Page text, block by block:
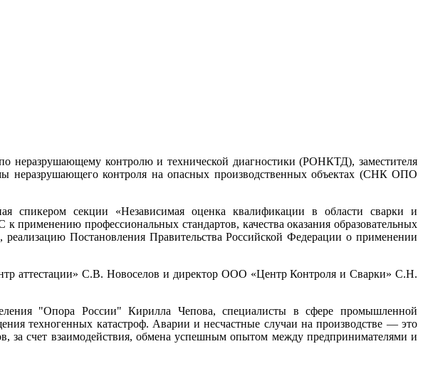
неразрушающему контролю и технической диагностики (РОНКТД), заместителя
контроля на опасных производственных объектах (СНК ОПО
спикером секции «Независимая оценка квалификации в области сварки и
применению профессиональных стандартов, качества оказания образовательных
Постановления Правительства Российской Федерации о применении
аттестации» С.В. Новоселов и директор ООО «Центр Контроля и Сварки» С.Н.
"Опора России" Кирилла Чепова, специалисты в сфере промышленной
техногенных катастроф. Аварии и несчастные случаи на производстве — это
за счет взаимодействия, обмена успешным опытом между предпринимателями и